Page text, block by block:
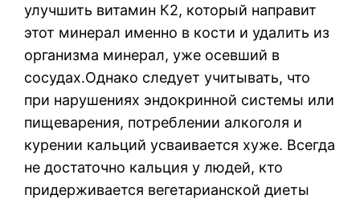
улучшить витамин К2, который направит
этот минерал именно в кости и удалить из
организма минерал, уже осевший в
сосудах.Однако следует учитывать, что
при нарушениях эндокринной системы или
пищеварения, потреблении алкоголя и
курении кальций усваивается хуже. Всегда
не достаточно кальция у людей, кто
придерживается вегетарианской диеты